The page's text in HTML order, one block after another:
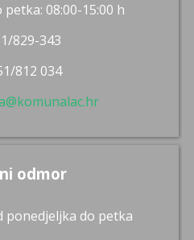
08:00-15:00 h
829-343
812 034
odmor
ponedjeljka do petka